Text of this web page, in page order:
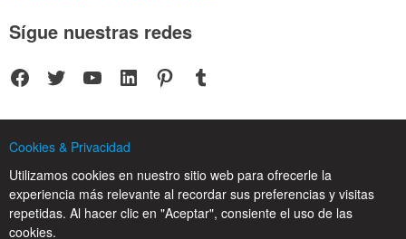
Sígue nuestras redes
Facebook Twitter YouTube LinkedIn Pinterest Tumblr
© 2025 CPC SERVICIOS INFORMATICOS SL - C/ Nardo, 12 28250 - Torrelodones -
Madrid - Spain Commercial Registry of Madrid. Volume 19.999. Book 0. Page 182.
NIF/VAT: ESB83964601. VAT not included.
Cookies & Privacidad
Utilizamos cookies en nuestro sitio web para ofrecerle la
experiencia más relevante al recordar sus preferencias y visitas
repetidas. Al hacer clic en "Aceptar", consiente el uso de las
cookies.